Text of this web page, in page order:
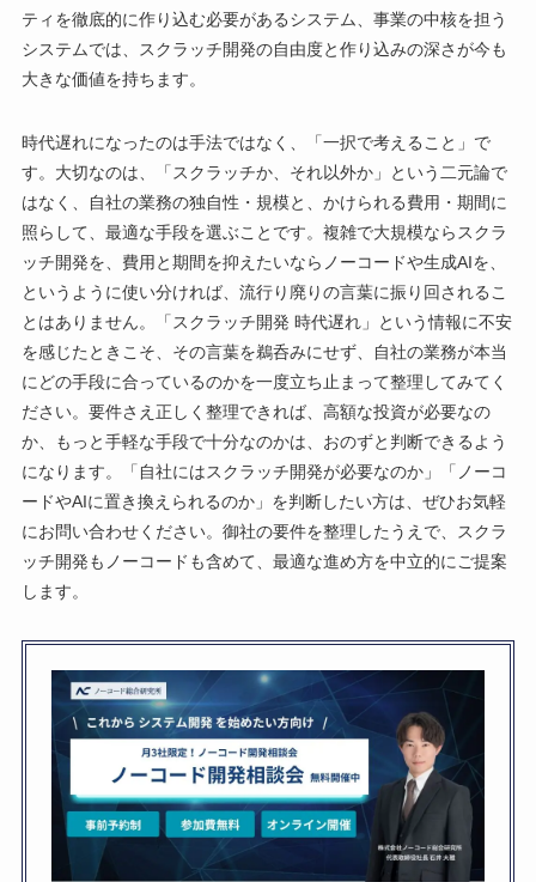
ティを徹底的に作り込む必要があるシステム、事業の中核を担う
システムでは、スクラッチ開発の自由度と作り込みの深さが今も
大きな価値を持ちます。
時代遅れになったのは手法ではなく、「一択で考えること」で
す。大切なのは、「スクラッチか、それ以外か」という二元論で
はなく、自社の業務の独自性・規模と、かけられる費用・期間に
照らして、最適な手段を選ぶことです。複雑で大規模ならスクラ
ッチ開発を、費用と期間を抑えたいならノーコードや生成AIを、
というように使い分ければ、流行り廃りの言葉に振り回されるこ
とはありません。「スクラッチ開発 時代遅れ」という情報に不安
を感じたときこそ、その言葉を鵜呑みにせず、自社の業務が本当
にどの手段に合っているのかを一度立ち止まって整理してみてく
ださい。要件さえ正しく整理できれば、高額な投資が必要なの
か、もっと手軽な手段で十分なのかは、おのずと判断できるよう
になります。「自社にはスクラッチ開発が必要なのか」「ノーコ
ードやAIに置き換えられるのか」を判断したい方は、ぜひお気軽
にお問い合わせください。御社の要件を整理したうえで、スクラ
ッチ開発もノーコードも含めて、最適な進め方を中立的にご提案
します。